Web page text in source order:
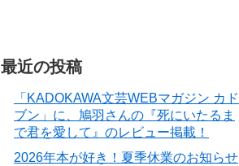
最近の投稿
「KADOKAWA文芸WEBマガジン カド
ブン」に、鳩羽さんの『死にいたるま
で君を愛して』のレビュー掲載！
2026年本が好き！夏季休業のお知らせ